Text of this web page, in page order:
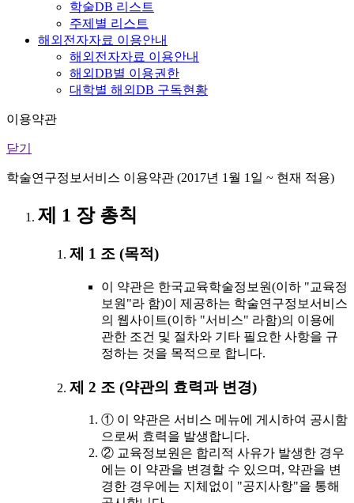
학술DB 리스트
주제별 리스트
해외전자자료 이용안내
해외전자자료 이용안내
해외DB별 이용권한
대학별 해외DB 구독현황
이용약관
닫기
학술연구정보서비스 이용약관 (2017년 1월 1일 ~ 현재 적용)
제 1 장 총칙
제 1 조 (목적)
이 약관은 한국교육학술정보원(이하 "교육정
보원"라 함)이 제공하는 학술연구정보서비스
의 웹사이트(이하 "서비스" 라함)의 이용에
관한 조건 및 절차와 기타 필요한 사항을 규
정하는 것을 목적으로 합니다.
제 2 조 (약관의 효력과 변경)
① 이 약관은 서비스 메뉴에 게시하여 공시함
으로써 효력을 발생합니다.
② 교육정보원은 합리적 사유가 발생한 경우
에는 이 약관을 변경할 수 있으며, 약관을 변
경한 경우에는 지체없이 "공지사항"을 통해